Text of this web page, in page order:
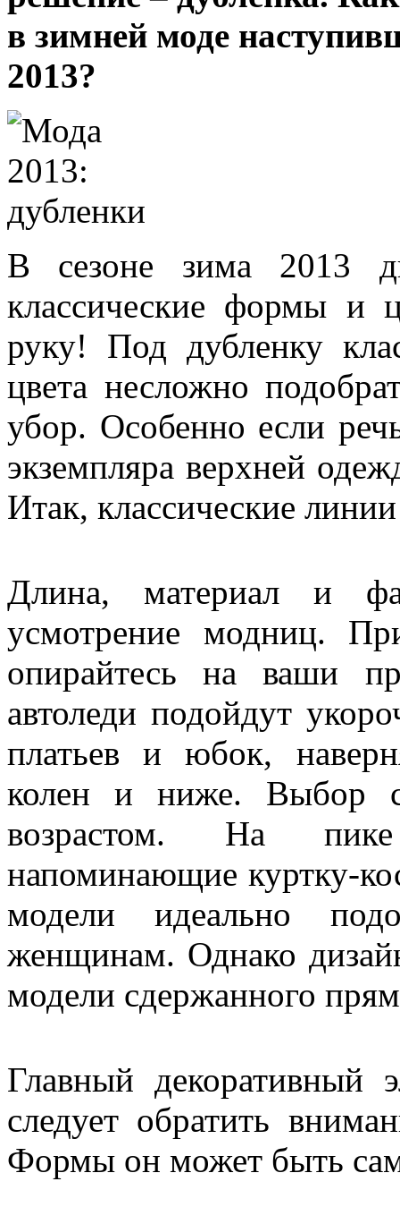
в зимней моде
2013?
В сезоне зима 2013
классические формы и
руку! Под дубленку
цвета несложно
убор. Особенно если
экземпляра верхней
Итак, классические
Длина, материал и
усмотрение модниц.
опирайтесь на ваши
автоледи подойдут
платьев и юбок,
колен и ниже. Выбор
возрастом. На пике
напоминающие куртку-
модели идеально
женщинам. Однако
модели сдержанного
Главный декоративный
следует обратить
Формы он может быть